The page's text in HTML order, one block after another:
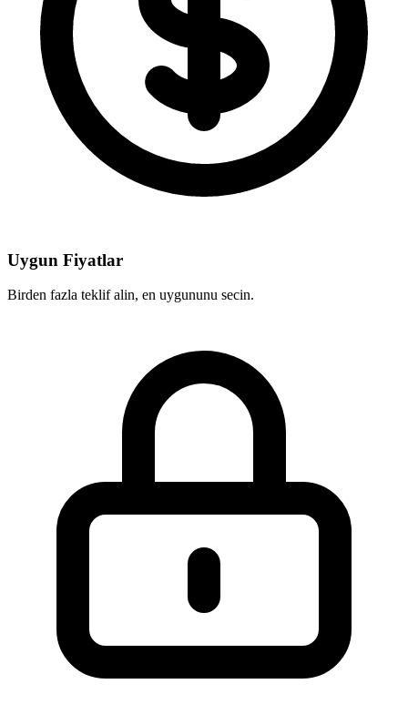
Uygun Fiyatlar
Birden fazla teklif alin, en uygununu secin.